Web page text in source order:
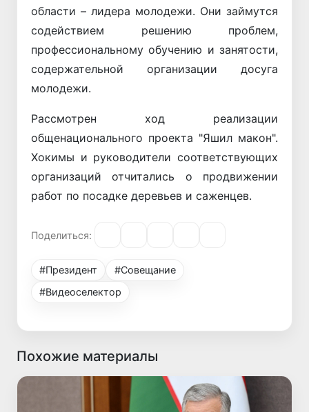
области – лидера молодежи. Они займутся
содействием решению проблем,
профессиональному обучению и занятости,
содержательной организации досуга
молодежи.
Рассмотрен ход реализации
общенационального проекта "Яшил макон".
Хокимы и руководители соответствующих
организаций отчитались о продвижении
работ по посадке деревьев и саженцев.
Поделиться:
#Президент
#Совещание
#Видеоселектор
Похожие материалы